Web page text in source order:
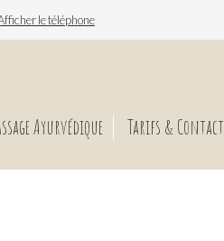
le téléphone
Ayurvédique Tarifs & Contact